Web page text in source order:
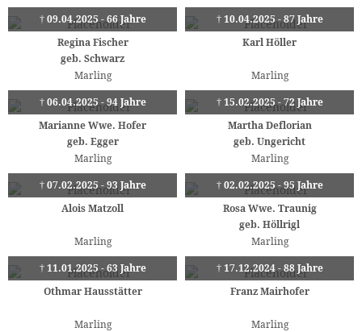
† 09.04.2025 - 66 Jahre
Regina Fischer
geb. Schwarz
Marling
† 10.04.2025 - 87 Jahre
Karl Höller
Marling
† 06.04.2025 - 94 Jahre
Marianne Wwe. Hofer
geb. Egger
Marling
† 15.02.2025 - 72 Jahre
Martha Deflorian
geb. Ungericht
Marling
† 07.02.2025 - 93 Jahre
Alois Matzoll
Marling
† 02.02.2025 - 95 Jahre
Rosa Wwe. Traunig
geb. Höllrigl
Marling
† 11.01.2025 - 63 Jahre
Othmar Hausstätter
Marling
† 17.12.2024 - 88 Jahre
Franz Mairhofer
Marling